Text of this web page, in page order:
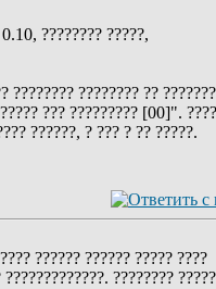
???????? ?????,
???????? ??
??? ????????? [00]".
??????, ? ??? ? ?? ?????.
?????? ?????? ????? ????
????????